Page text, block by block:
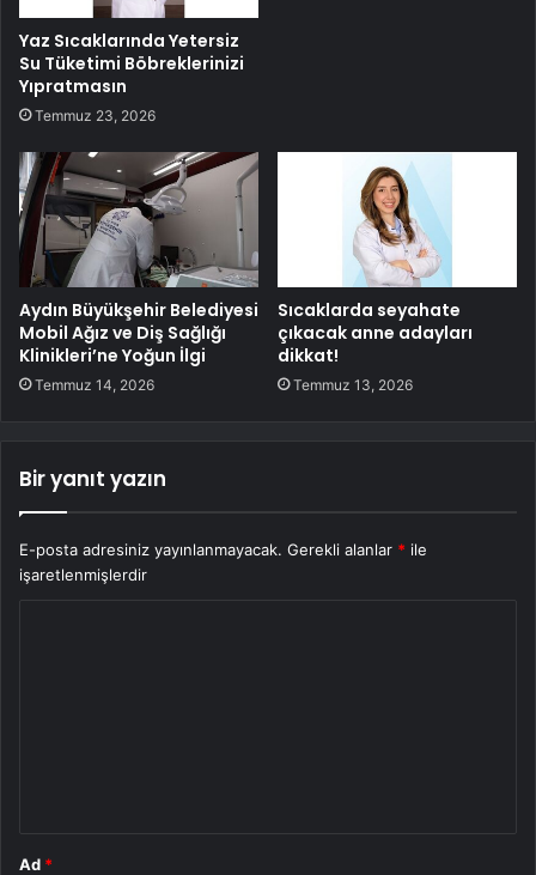
Yaz Sıcaklarında Yetersiz
Su Tüketimi Böbreklerinizi
Yıpratmasın
Temmuz 23, 2026
Aydın Büyükşehir Belediyesi
Mobil Ağız ve Diş Sağlığı
Klinikleri’ne Yoğun İlgi
Temmuz 14, 2026
Sıcaklarda seyahate
çıkacak anne adayları
dikkat!
Temmuz 13, 2026
Bir yanıt yazın
E-posta adresiniz yayınlanmayacak. Gerekli alanlar * ile
işaretlenmişlerdir
Ad *